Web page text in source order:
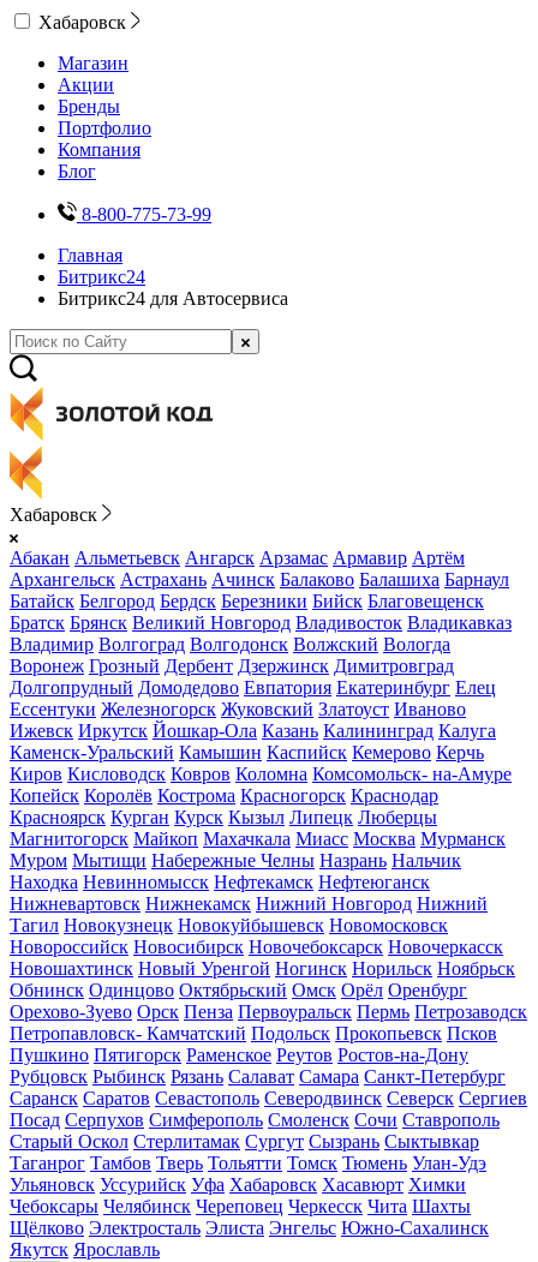
Хабаровск
Магазин
Акции
Бренды
Портфолио
Компания
Блог
8-800-775-73-99
Главная
Битрикс24
Битрикс24 для Автосервиса
Хабаровск
Абакан Альметьевск Ангарск Арзамас Армавир Артём
Архангельск Астрахань Ачинск Балаково Балашиха Барнаул
Батайск Белгород Бердск Березники Бийск Благовещенск
Братск Брянск Великий Новгород Владивосток Владикавказ
Владимир Волгоград Волгодонск Волжский Вологда
Воронеж Грозный Дербент Дзержинск Димитровград
Долгопрудный Домодедово Евпатория Екатеринбург Елец
Ессентуки Железногорск Жуковский Златоуст Иваново
Ижевск Иркутск Йошкар-Ола Казань Калининград Калуга
Каменск-Уральский Камышин Каспийск Кемерово Керчь
Киров Кисловодск Ковров Коломна Комсомольск- на-Амуре
Копейск Королёв Кострома Красногорск Краснодар
Красноярск Курган Курск Кызыл Липецк Люберцы
Магнитогорск Майкоп Махачкала Миасс Москва Мурманск
Муром Мытищи Набережные Челны Назрань Нальчик
Находка Невинномысск Нефтекамск Нефтеюганск
Нижневартовск Нижнекамск Нижний Новгород Нижний
Тагил Новокузнецк Новокуйбышевск Новомосковск
Новороссийск Новосибирск Новочебоксарск Новочеркасск
Новошахтинск Новый Уренгой Ногинск Норильск Ноябрьск
Обнинск Одинцово Октябрьский Омск Орёл Оренбург
Орехово-Зуево Орск Пенза Первоуральск Пермь Петрозаводск
Петропавловск- Камчатский Подольск Прокопьевск Псков
Пушкино Пятигорск Раменское Реутов Ростов-на-Дону
Рубцовск Рыбинск Рязань Салават Самара Санкт-Петербург
Саранск Саратов Севастополь Северодвинск Северск Сергиев
Посад Серпухов Симферополь Смоленск Сочи Ставрополь
Старый Оскол Стерлитамак Сургут Сызрань Сыктывкар
Таганрог Тамбов Тверь Тольятти Томск Тюмень Улан-Удэ
Ульяновск Уссурийск Уфа Хабаровск Хасавюрт Химки
Чебоксары Челябинск Череповец Черкесск Чита Шахты
Щёлково Электросталь Элиста Энгельс Южно-Сахалинск
Якутск Ярославль